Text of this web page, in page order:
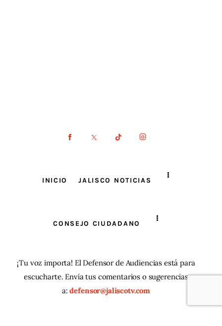
INICIO JALISCO NOTICIAS
CONSEJO CIUDADANO
¡Tu voz importa! El Defensor de Audiencias está para
escucharte. Envía tus comentarios o sugerencias
a:defensor@jaliscotv.com